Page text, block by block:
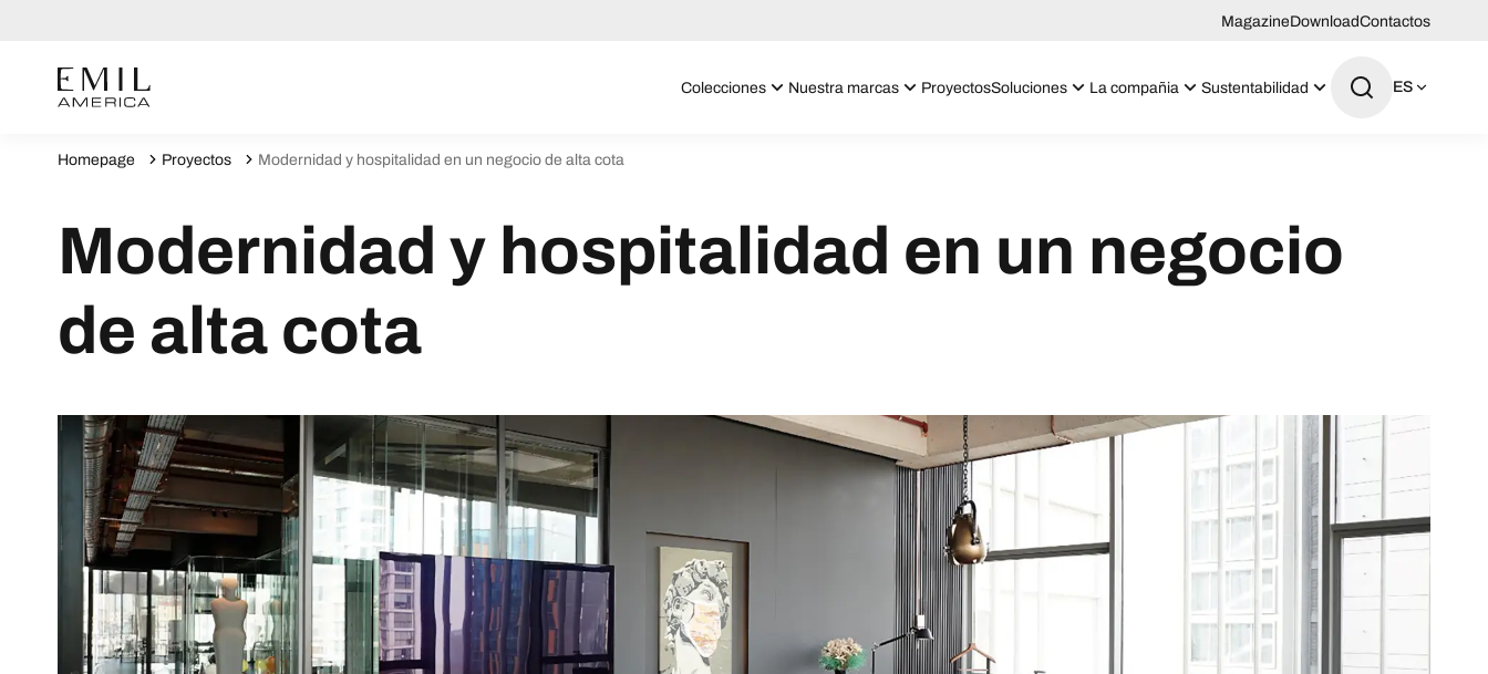
MagazineDownloadContactos
Colecciones Nuestra marcas ProyectosSoluciones La compañia Sustentabilidad ES
Homepage Proyectos Modernidad y hospitalidad en un negocio de alta cota
Modernidad y hospitalidad en un negocio
de alta cota